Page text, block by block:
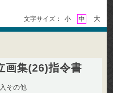
文字サイズ： 小 中 大
画集(26)指令書
その他